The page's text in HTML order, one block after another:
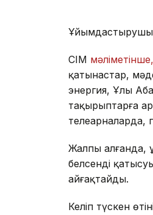
Ұйымдастырушы
СІМ мәліметінше,
қатынастар,
энергия, Ұлы
тақырыптарға
телеарналарда,
Жалпы алғанда,
белсенді
айғақтайды.
Келіп түскен